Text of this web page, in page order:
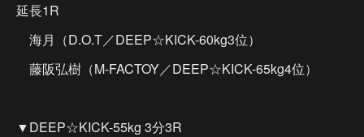
延長1R
海月（D.O.T／DEEP☆KICK-60kg3位）
藤阪弘樹（M-FACTOY／DEEP☆KICK-65kg4位）
▼DEEP☆KICK-55kg 3分3R